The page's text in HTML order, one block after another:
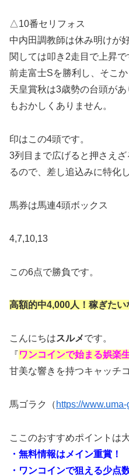
△10番セリフォス
中内田調教師は休み明けが
関しては叩き2走目で上昇で
前走富士Sを勝利し、そこ
天皇賞秋は3歳勢の台頭が
もおかしくありません。
印はこの4頭です。
3列目まで広げると押さえ
るので、差し追込みに特化
馬券は馬連4頭ボックス
4,7,10,13
この6点で勝負です。
高額的中4,000人！稼ぎたい
こんにちはスルメです。
『ワンコインで始まる娯楽
甘美な響きを持つキャッチ
馬ゴラク（ https://
ここのおすすめポイントは
・無料情報はメイン重賞！
・ワンコインで狙える少点